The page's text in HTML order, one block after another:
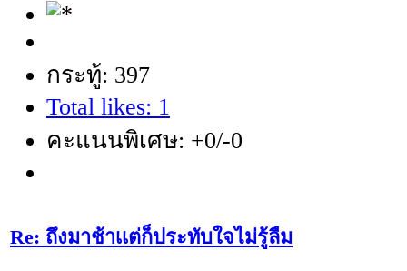
กระทู้: 397
Total likes: 1
คะแนนพิเศษ: +0/-0
Re: ถึงมาช้าเเต่ก็ประทับใจไม่รู้ลืม